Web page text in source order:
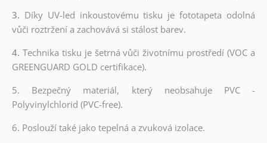
3. Díky UV-led inkoustovému tisku je fototapeta odolná
vůči roztržení a zachovává si stálost barev.
4. Technika tisku je šetrná vůči životnímu prostředí (VOC a
GREENGUARD GOLD certifikace).
5. Bezpečný materiál, který neobsahuje PVC -
Polyvinylchlorid (PVC-free).
6. Poslouží také jako tepelná a zvuková izolace.